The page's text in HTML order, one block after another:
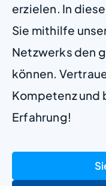
erzielen. In
Sie mithilfe
Netzwerks den
können.
Kompetenz und
Erfahrung!